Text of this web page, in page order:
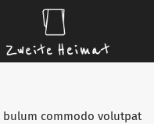
bulum commodo volutpat